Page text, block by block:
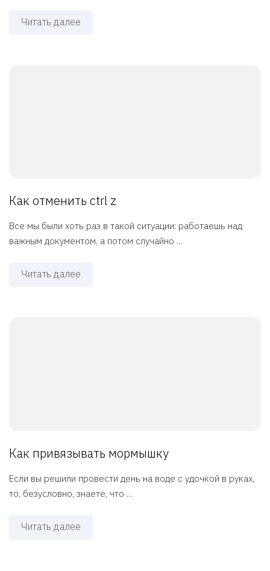
Читать далее
Как отменить ctrl z
Все мы были хоть раз в такой ситуации: работаешь над
важным документом, а потом случайно ...
Читать далее
Как привязывать мормышку
Если вы решили провести день на воде с удочкой в руках,
то, безусловно, знаете, что ...
Читать далее